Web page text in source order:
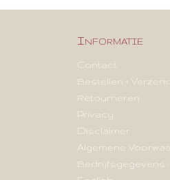
Informatie
Contact
Bestellen +
Retourneren
Privacy
Disclaimer
Algemene
Bedrijfsgegevens